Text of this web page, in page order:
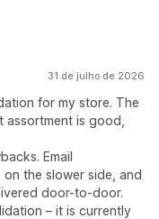
31 de julho de 2026
for my store. The
assortment is good,
Email
the slower side, and
door-to-door.
– it is currently